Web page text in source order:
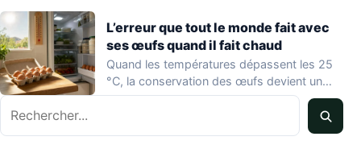
L’erreur que tout le monde fait avec
ses œufs quand il fait chaud
Quand les températures dépassent les 25
°C, la conservation des œufs devient un
vrai…